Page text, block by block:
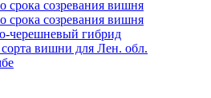
срока созревания вишня
срока созревания вишня
черешневый гибрид
вишни для Лен. обл.